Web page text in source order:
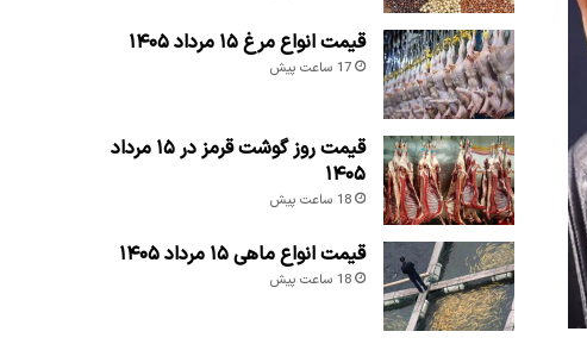
قیمت انواع مرغ ۱۵ مرداد ۱۴۰۵
17 ساعت پیش
قیمت روز گوشت قرمز در ۱۵ مرداد
۱۴۰۵
18 ساعت پیش
قیمت انواع ماهی ۱۵ مرداد ۱۴۰۵
18 ساعت پیش